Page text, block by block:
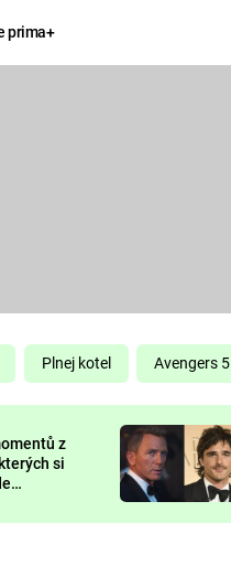
prima+
KOMEDIE
CHUCK
NORRIS
DEADPOOL
Plnej kotel Avengers 5
z
si